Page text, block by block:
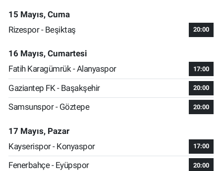
15 Mayıs, Cuma
Rizespor - Beşiktaş
20:00
16 Mayıs, Cumartesi
Fatih Karagümrük - Alanyaspor
17:00
Gaziantep FK - Başakşehir 20:00
Samsunspor - Göztepe 20:00
17 Mayıs, Pazar
Kayserispor - Konyaspor
17:00
Fenerbahçe - Eyüpspor 20:00